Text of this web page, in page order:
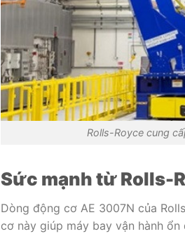
Rolls-Royce cung
Sức mạnh từ Rolls-
Dòng động cơ AE 3007N của
cơ này giúp máy bay vận hành